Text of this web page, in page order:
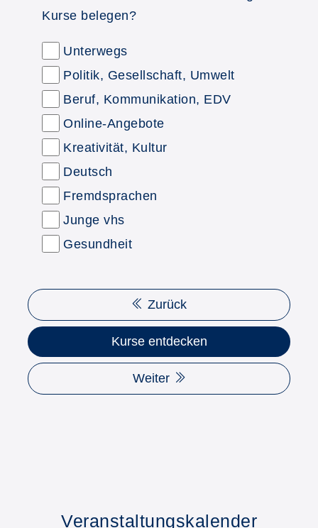
Kurse belegen?
Unterwegs
Politik, Gesellschaft, Umwelt
Beruf, Kommunikation, EDV
Online-Angebote
Kreativität, Kultur
Deutsch
Fremdsprachen
Junge vhs
Gesundheit
Zurück
Kurse entdecken
Weiter
Veranstaltungskalender